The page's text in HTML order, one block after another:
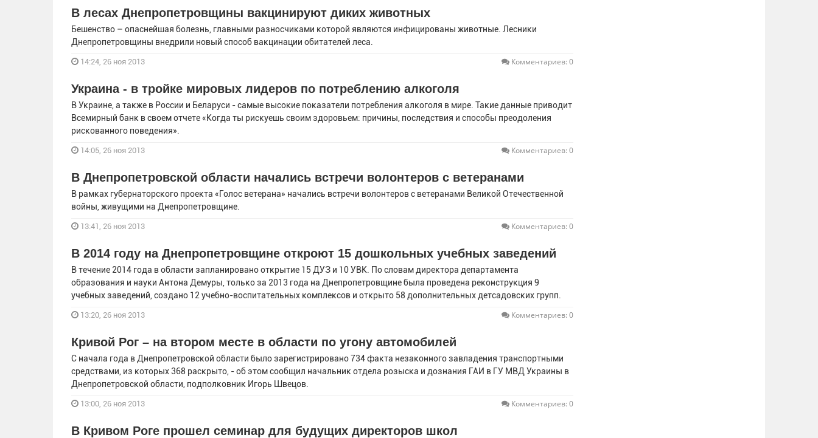
В лесах Днепропетровщины вакцинируют диких животных
Бешенство – опаснейшая болезнь, главными разносчиками которой являются инфицированы животные. Лесники
Днепропетровщины внедрили новый способ вакцинации обитателей леса.
14:24, 26 ноя 2013 Комментариев: 0
Украина - в тройке мировых лидеров по потреблению алкоголя
В Украине, а также в России и Беларуси - самые высокие показатели потребления алкоголя в мире. Такие данные приводит
Всемирный банк в своем отчете «Когда ты рискуешь своим здоровьем: причины, последствия и способы преодоления
рискованного поведения».
14:05, 26 ноя 2013 Комментариев: 0
В Днепропетровской области начались встречи волонтеров с ветеранами
В рамках губернаторского проекта «Голос ветерана» начались встречи волонтеров с ветеранами Великой Отечественной
войны, живущими на Днепропетровщине.
13:41, 26 ноя 2013 Комментариев: 0
В 2014 году на Днепропетровщине откроют 15 дошкольных учебных заведений
В течение 2014 года в области запланировано открытие 15 ДУЗ и 10 УВК. По словам директора департамента
образования и науки Антона Демуры, только за 2013 года на Днепропетровщине была проведена реконструкция 9
учебных заведений, создано 12 учебно-воспитательных комплексов и открыто 58 дополнительных детсадовских групп.
13:20, 26 ноя 2013 Комментариев: 0
Кривой Рог – на втором месте в области по угону автомобилей
С начала года в Днепропетровской области было зарегистрировано 734 факта незаконного завладения транспортными
средствами, из которых 368 раскрыто, - об этом сообщил начальник отдела розыска и дознания ГАИ в ГУ МВД Украины в
Днепропетровской области, подполковник Игорь Швецов.
13:00, 26 ноя 2013 Комментариев: 0
В Кривом Роге прошел семинар для будущих директоров школ